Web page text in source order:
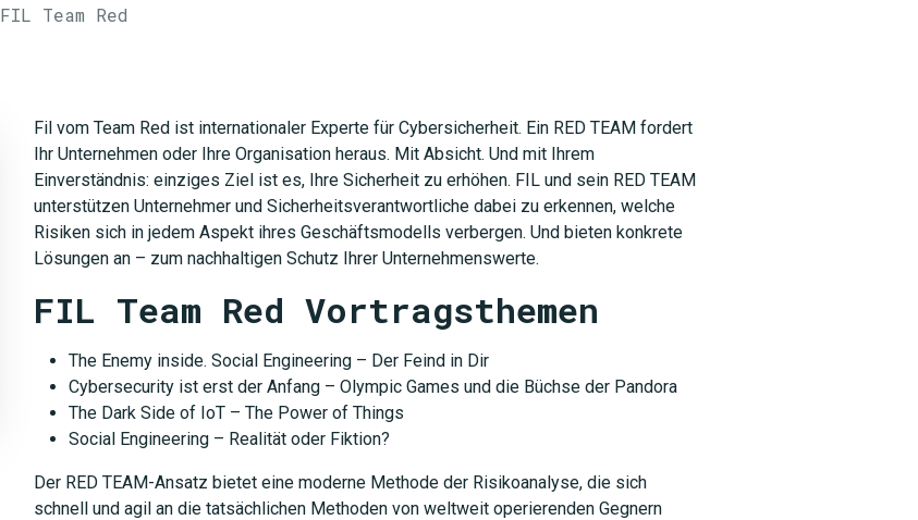
FIL Team Red
Fil vom Team Red ist internationaler Experte für Cybersicherheit. Ein RED TEAM fordert
Ihr Unternehmen oder Ihre Organisation heraus. Mit Absicht. Und mit Ihrem
Einverständnis: einziges Ziel ist es, Ihre Sicherheit zu erhöhen. FIL und sein RED TEAM
unterstützen Unternehmer und Sicherheitsverantwortliche dabei zu erkennen, welche
Risiken sich in jedem Aspekt ihres Geschäftsmodells verbergen. Und bieten konkrete
Lösungen an – zum nachhaltigen Schutz Ihrer Unternehmenswerte.
FIL Team Red Vortragsthemen
The Enemy inside. Social Engineering – Der Feind in Dir
Cybersecurity ist erst der Anfang – Olympic Games und die Büchse der Pandora
The Dark Side of IoT – The Power of Things
Social Engineering – Realität oder Fiktion?
Der RED TEAM-Ansatz bietet eine moderne Methode der Risikoanalyse, die sich
schnell und agil an die tatsächlichen Methoden von weltweit operierenden Gegnern